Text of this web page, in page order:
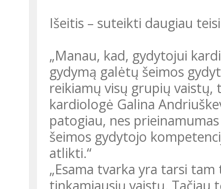
Išeitis – suteikti daugiau
„Manau, kad, gydytojui
gydymą galėtų šeimos
reikiamų visų grupių
kardiologė Galina
patogiau, nes
šeimos gydytojo
atlikti.“
„Esama tvarka yra tarsi
tinkamiausių vaistų.